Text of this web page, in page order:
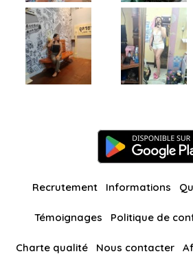
Recrutement Informations
Témoignages Politique de
Charte qualité Nous contacter